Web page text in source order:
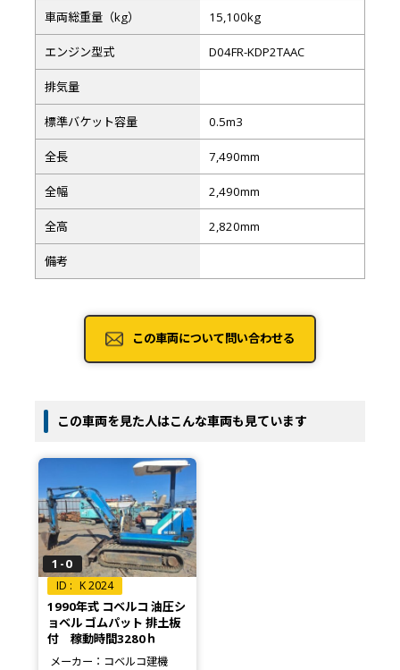
車両総重量（kg） 15,100kg
エンジン型式 D04FR-KDP2TAAC
排気量
標準バケット容量 0.5m3
全長 7,490mm
全幅 2,490mm
全高 2,820mm
備考
この車両について問い合わせる
この車両を見た人はこんな車両も見ています
1-0
K 2024
1990年式 コベルコ 油圧シ
ョベル ゴムパット 排土板
付 稼動時間3280ｈ
メーカー
コベルコ建機